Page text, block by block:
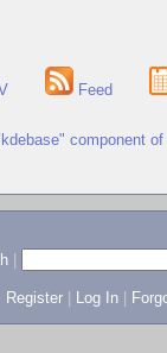
Feed
component
Register
Log In